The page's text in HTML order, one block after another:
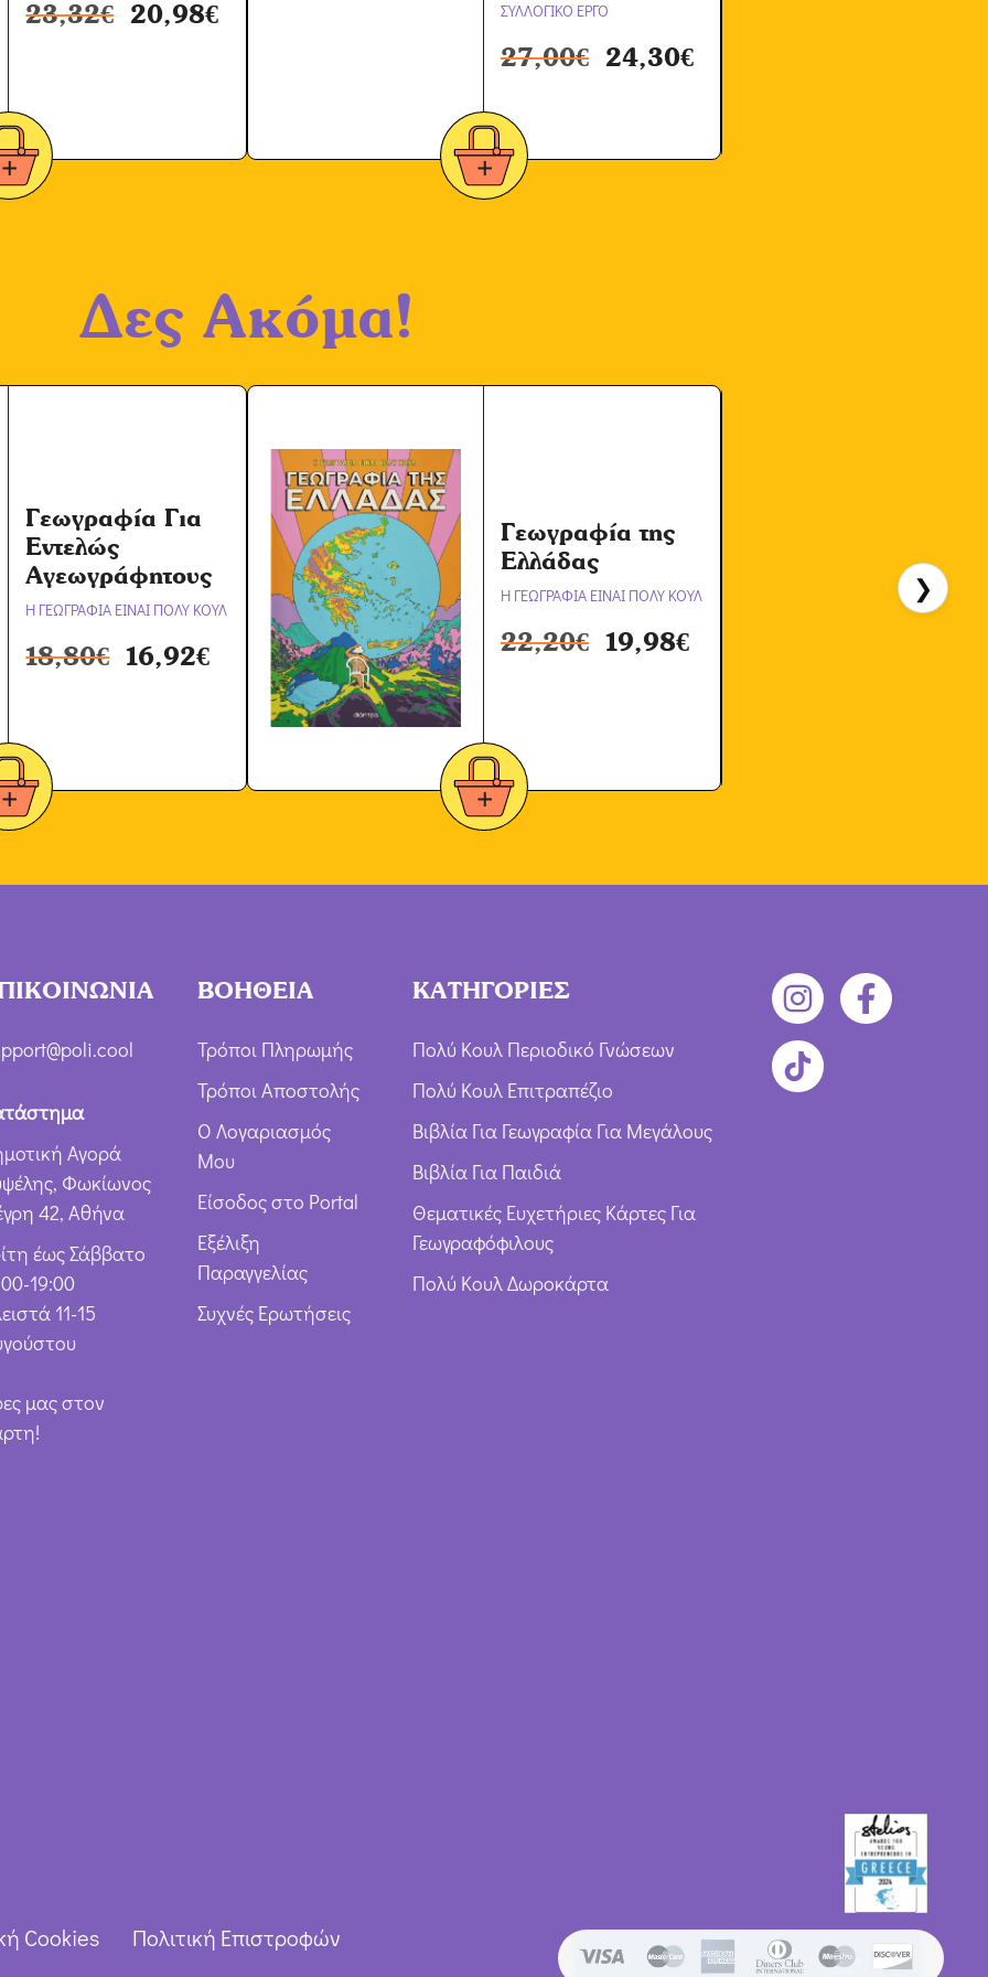
23,32€ 20,98€ ΣΥΛΛΟΓΙΚΟ ΕΡΓΟ
27,00€ 24,30€
Δες Ακόμα!
Γεωγραφία Για
Εντελώς
Αγεωγράφητους
Η ΓΕΩΓΡΑΦΙΑ ΕΙΝΑΙ ΠΟΛΥ ΚΟΥΛ
18,80€ 16,92€
Γεωγραφία της
Ελλάδας
Η ΓΕΩΓΡΑΦΙΑ ΕΙΝΑΙ ΠΟΛΥ ΚΟΥΛ
22,20€ 19,98€
❯
Αγορά
Φωκίωνος
42, Αθήνα
έως Σάββατο
19:00
11-15
μας στον
ΒΟΗΘΕΙΑ
Τρόποι Πληρωμής
Τρόποι Αποστολής
Ο Λογαριασμός
Μου
Είσοδος στο Portal
Εξέλιξη
Παραγγελίας
Συχνές Ερωτήσεις
ΚΑΤΗΓΟΡΙΕΣ
Πολύ Κουλ Περιοδικό Γνώσεων
Πολύ Κουλ Επιτραπέζιο
Βιβλία Για Γεωγραφία Για Μεγάλους
Βιβλία Για Παιδιά
Θεματικές Ευχετήριες Κάρτες Για
Γεωγραφόφιλους
Πολύ Κουλ Δωροκάρτα
Cookies Πολιτική Επιστροφών